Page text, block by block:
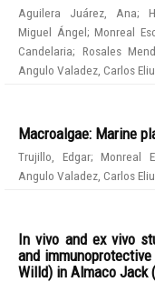
Aguilera Juárez, Ana;
Miguel Ángel;Monreal
Candelaria; Rosales
Angulo Valadez, Carlos
Macroalgae: Marine
Trujillo, Edgar;Monreal
Angulo Valadez, Carlos
In vivo and ex vivo
and
Willd) in Almaco Jack